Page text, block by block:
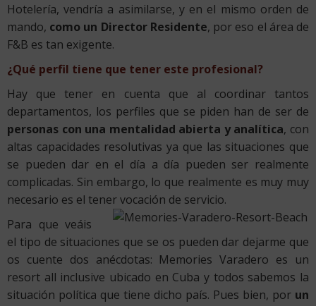
Hotelería, vendría a asimilarse, y en el mismo orden de
mando, como un Director Residente, por eso el área de
F&B es tan exigente.
¿Qué perfil tiene que tener este profesional?
Hay que tener en cuenta que al coordinar tantos
departamentos, los perfiles que se piden han de ser de
personas con una mentalidad abierta y analítica, con
altas capacidades resolutivas ya que las situaciones que
se pueden dar en el día a día pueden ser realmente
complicadas. Sin embargo, lo que realmente es muy muy
necesario es el tener vocación de servicio.
Para que veáis
el tipo de situaciones que se os pueden dar dejarme que
os cuente dos anécdotas: Memories Varadero es un
resort all inclusive ubicado en Cuba y todos sabemos la
situación política que tiene dicho país. Pues bien, por un